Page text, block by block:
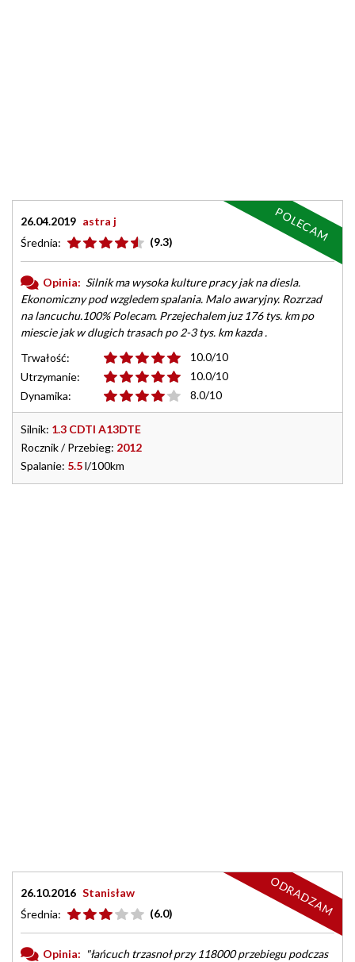
26.04.2019 astra j
Średnia:
(9.3)
Opinia: Silnik ma wysoka kulture pracy jak na diesla.
Ekonomiczny pod wzgledem spalania. Malo awaryjny. Rozrzad
na lancuchu.100% Polecam. Przejechalem juz 176 tys. km po
miescie jak w dlugich trasach po 2-3 tys. km kazda .
Trwałość:
10.0/10
Utrzymanie:
10.0/10
Dynamika:
8.0/10
Silnik: 1.3 CDTI A13DTE
Rocznik / Przebieg: 2012
Spalanie: 5.5l/100km
POLECAM
26.10.2016 Stanisław
Średnia:
(6.0)
Opinia: "łańcuch trzasnoł przy 118000 przebiegu podczas
ODRADZAM